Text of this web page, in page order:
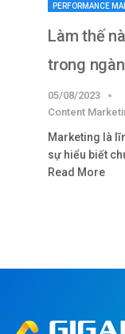
PERFORMANCE
Làm thế
trong
05/08/2023
Content
Marketing là
sự hiểu biết
Read More